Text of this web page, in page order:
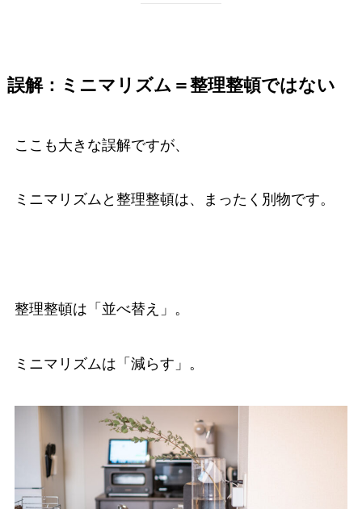
誤解：ミニマリズム＝整理整頓ではない
ここも大きな誤解ですが、
ミニマリズムと整理整頓は、まったく別物です。
整理整頓は「並べ替え」。
ミニマリズムは「減らす」。